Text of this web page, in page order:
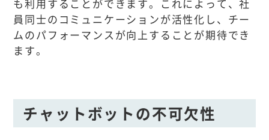
も利用することができます。これによって、社
員同士のコミュニケーションが活性化し、チー
ムのパフォーマンスが向上することが期待でき
ます。
チャットボットの不可欠性